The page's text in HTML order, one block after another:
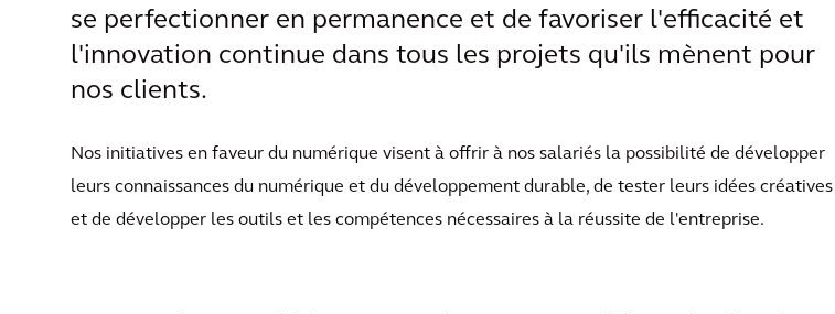
se perfectionner en permanence et de favoriser l'efficacité et
l'innovation continue dans tous les projets qu'ils mènent pour
nos clients.
Nos initiatives en faveur du numérique visent à offrir à nos salariés la possibilité de développer
leurs connaissances du numérique et du développement durable, de tester leurs idées créatives
et de développer les outils et les compétences nécessaires à la réussite de l'entreprise.